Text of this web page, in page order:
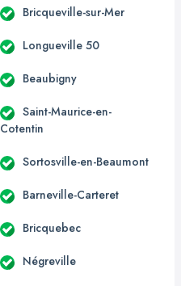
Bricqueville-sur-Mer
Longueville 50
Beaubigny
Saint-Maurice-en-
Cotentin
Sortosville-en-Beaumont
Barneville-Carteret
Bricquebec
Négreville